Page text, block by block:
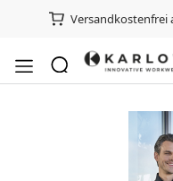
Versandkostenfrei
Bildergalerie